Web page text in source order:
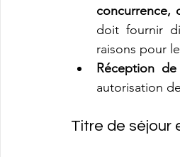
concurrence,
doit fournir
raisons pour
Réception
autorisation
Titre de séjour